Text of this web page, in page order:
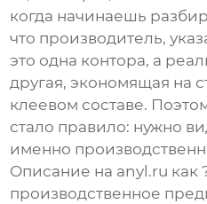
когда начинаешь
что производитель,
это одна контора, а
другая, экономящая на
клеевом составе.
стало правило: нужно
именно
Описание на anyl.ru как
производственное